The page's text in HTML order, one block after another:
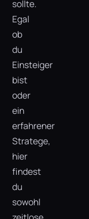
sollte.
Egal
ob
du
Einsteiger
bist
oder
ein
erfahrener
Stratege,
hier
findest
du
sowohl